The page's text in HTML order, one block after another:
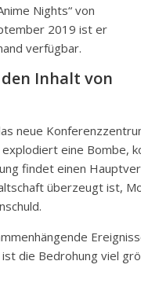
Nights“ von
2019 ist er
verfügbar.
den Inhalt von
neue
eine Bombe,
findet einen
überzeugt ist,
ist die Bedrohung viel